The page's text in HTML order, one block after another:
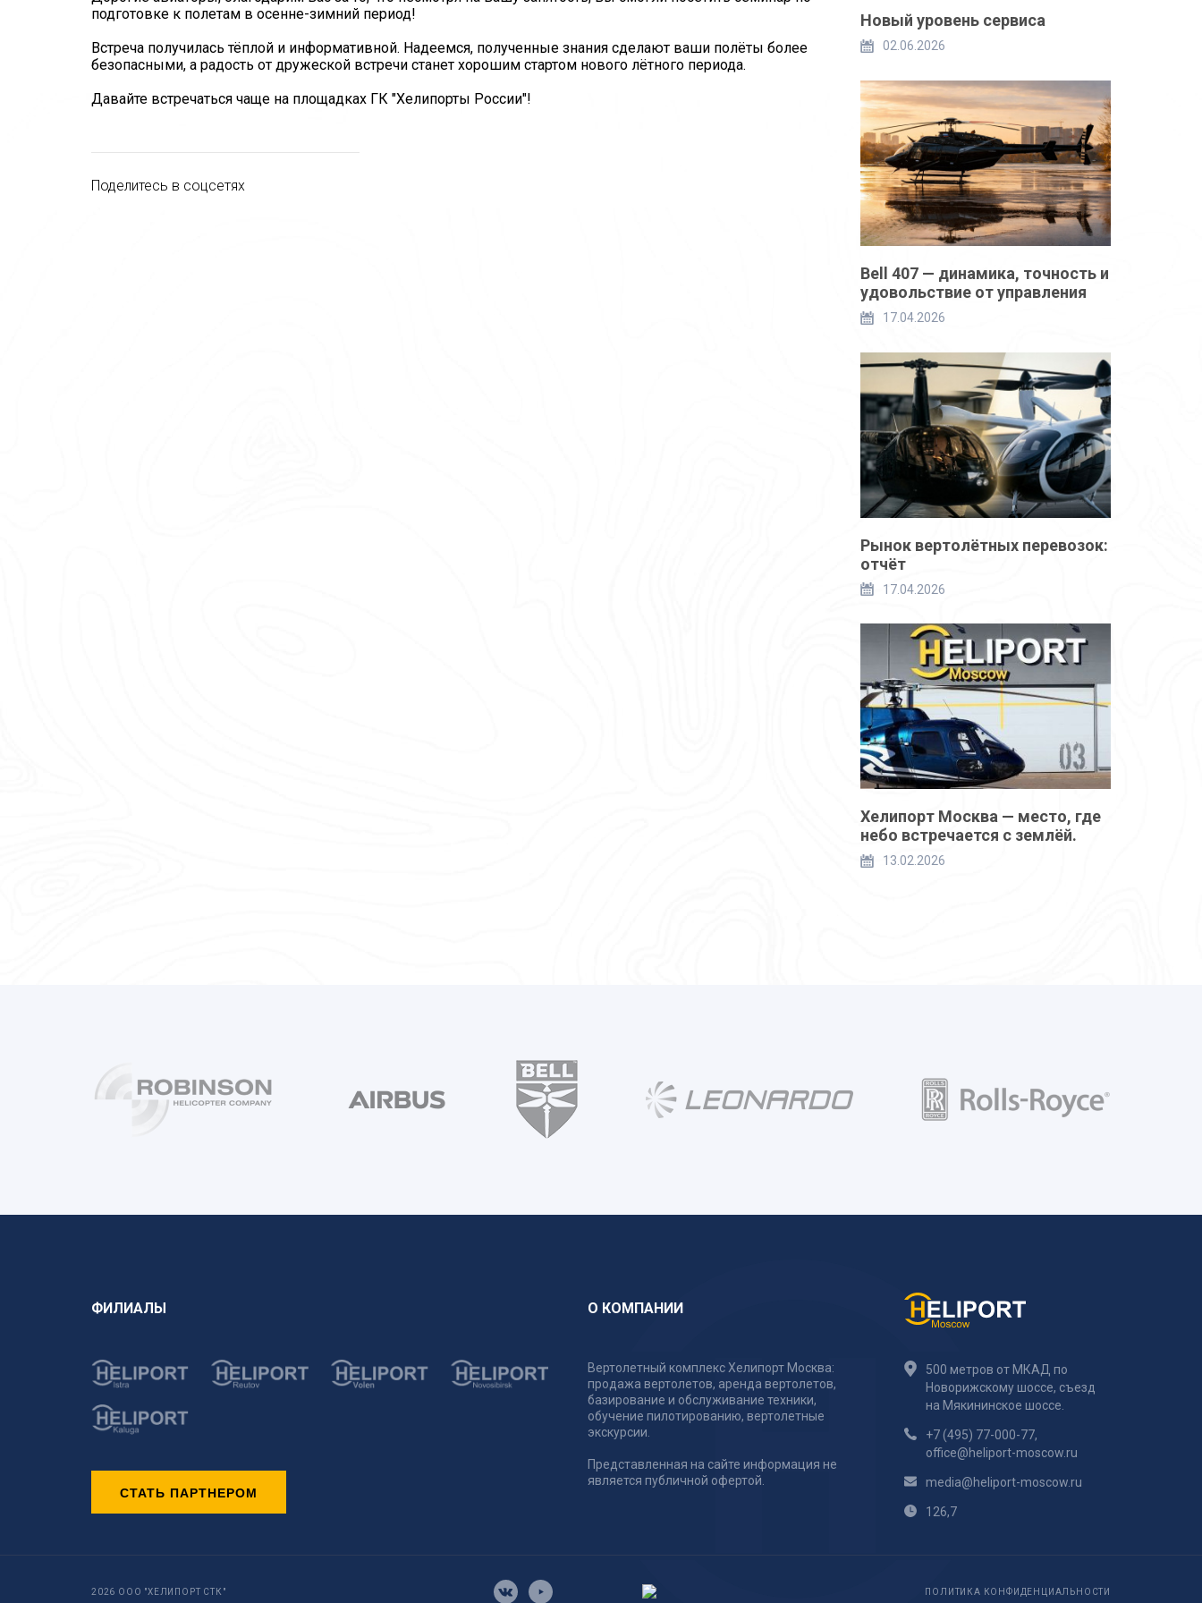
подготовке к полетам в осенне-зимний период!
Встреча получилась тёплой и информативной. Надеемся, полученные знания сделают ваши полёты более
безопасными, а радость от дружеской встречи станет хорошим стартом нового лётного периода.
Давайте встречаться чаще на площадках ГК "Хелипорты России"!
Поделитесь в соцсетях
Новый уровень сервиса
02.06.2026
Bell 407 — динамика, точность и
удовольствие от управления
17.04.2026
Рынок вертолётных перевозок:
отчёт
17.04.2026
Хелипорт Москва — место, где
небо встречается с землёй.
13.02.2026
ФИЛИАЛЫ
СТАТЬ ПАРТНЕРОМ
О КОМПАНИИ
Вертолетный комплекс Хелипорт Москва:
продажа вертолетов, аренда вертолетов,
базирование и обслуживание техники,
обучение пилотированию, вертолетные
экскурсии.
Представленная на сайте информация не
является публичной офертой.
500 метров от МКАД по
Новорижскому шоссе, съезд
на Мякининское шоссе.
+7 (495) 77-000-77,
office@heliport-moscow.ru
media@heliport-moscow.ru
126,7
2026 ООО "ХЕЛИПОРТ СТК" ПОЛИТИКА КОНФИДЕНЦИАЛЬНОСТИ